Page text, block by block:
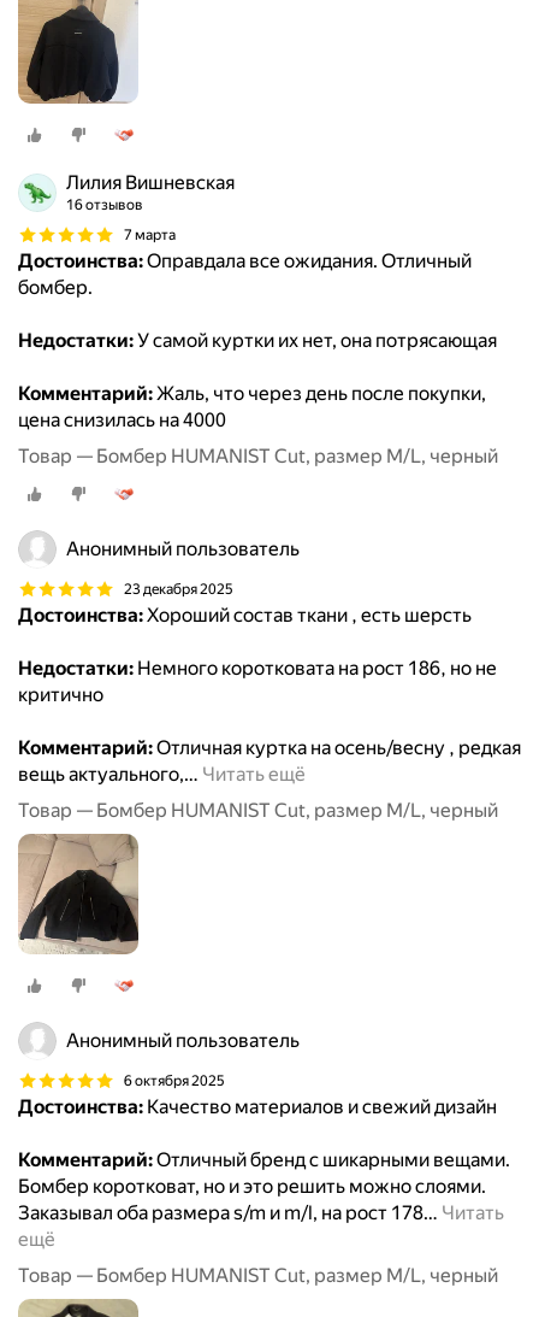
Лилия Вишневская
16 отзывов
7 марта
Достоинства:Оправдала все ожидания. Отличный
бомбер.
Недостатки:У самой куртки их нет, она потрясающая
Комментарий:Жаль, что через день после покупки,
цена снизилась на 4000
Товар — Бомбер HUMANIST Cut, размер M/L, черный
Анонимный пользователь
23 декабря 2025
Достоинства:Хороший состав ткани , есть шерсть
Недостатки: Немного коротковата на рост 186, но не
критично
Комментарий:Отличная куртка на осень/весну , редкая
вещь актуального,… Читать ещё
Товар — Бомбер HUMANIST Cut, размер M/L, черный
Анонимный пользователь
6 октября 2025
Достоинства: Качество материалов и свежий дизайн
Комментарий:Отличный бренд с шикарными вещами.
Бомбер коротковат, но и это решить можно слоями.
Заказывал оба размера s/m и m/l, на рост 178… Читать
ещё
Товар — Бомбер HUMANIST Cut, размер M/L, черный